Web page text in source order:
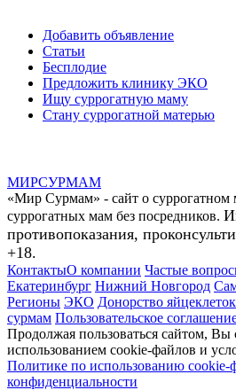
Добавить объявление
Статьи
Бесплодие
Предложить клинику ЭКО
Ищу суррогатную маму
Стану суррогатной матерью
МИРСУРМАМ
«Мир Сурмам» - сайт о суррогатном
суррогатных мам без посредников.
противопоказания,
+18.
КонтактыО компании Частые
Екатеринбург Нижний Новгород
Регионы ЭКО Донорство яйцеклеток
сурмам Пользовательское
Продолжая пользоваться сайтом, Вы
использованием cookie-файлов и
Политике по использованию cookie-
конфиденциальности